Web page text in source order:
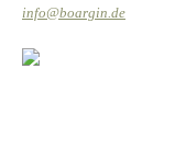
info@boargin.de